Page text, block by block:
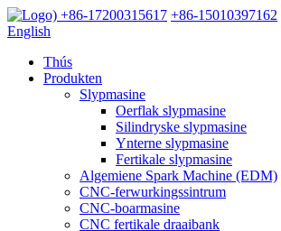
+86-17200315617 +86-15010397162
English
Thús
Produkten
Slypmasine
Oerflak slypmasine
Silindryske slypmasine
Ynterne slypmasine
Fertikale slypmasine
Algemiene Spark Machine (EDM)
CNC-ferwurkingssintrum
CNC-boarmasine
CNC fertikale draaibank